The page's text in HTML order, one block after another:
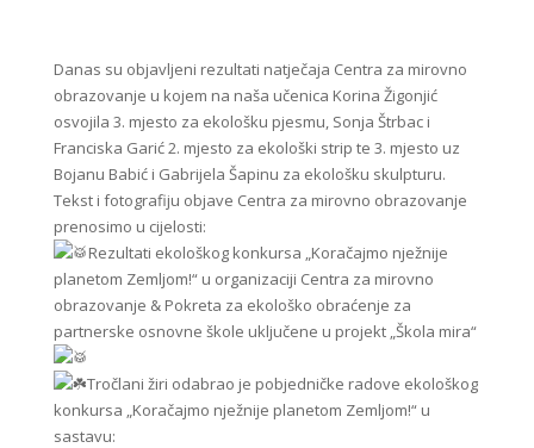
Danas su objavljeni rezultati natječaja Centra za mirovno
obrazovanje u kojem na naša učenica Korina Žigonjić
osvojila 3. mjesto za ekološku pjesmu, Sonja Štrbac i
Franciska Garić 2. mjesto za ekološki strip te 3. mjesto uz
Bojanu Babić i Gabrijela Šapinu za ekološku skulpturu.
Tekst i fotografiju objave Centra za mirovno obrazovanje
prenosimo u cijelosti:
Rezultati ekološkog konkursa „Koračajmo nježnije
planetom Zemljom!“ u organizaciji Centra za mirovno
obrazovanje & Pokreta za ekološko obraćenje za
partnerske osnovne škole uključene u projekt „Škola mira“
Tročlani žiri odabrao je pobjedničke radove ekološkog
konkursa „Koračajmo nježnije planetom Zemljom!“ u
sastavu: